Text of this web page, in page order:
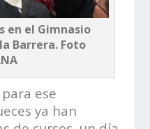
en el Gimnasio
Barrera. Foto
ese
ya han